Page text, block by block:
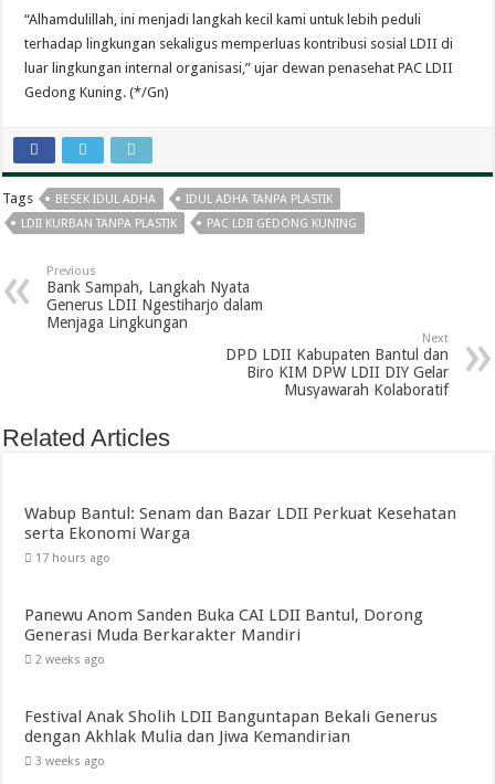
“Alhamdulillah, ini menjadi langkah kecil kami untuk lebih peduli
terhadap lingkungan sekaligus memperluas kontribusi sosial LDII di
luar lingkungan internal organisasi,” ujar dewan penasehat PAC LDII
Gedong Kuning. (*/Gn)
Tags BESEK IDUL ADHA
IDUL ADHA TANPA PLASTIK
LDII KURBAN TANPA PLASTIK
PAC LDII GEDONG KUNING
Previous
Bank Sampah, Langkah Nyata
Generus LDII Ngestiharjo dalam
Menjaga Lingkungan
Next
DPD LDII Kabupaten Bantul dan
Biro KIM DPW LDII DIY Gelar
Musyawarah Kolaboratif
Related Articles
Wabup Bantul: Senam dan Bazar LDII Perkuat Kesehatan
serta Ekonomi Warga
17 hours ago
Panewu Anom Sanden Buka CAI LDII Bantul, Dorong
Generasi Muda Berkarakter Mandiri
2 weeks ago
Festival Anak Sholih LDII Banguntapan Bekali Generus
dengan Akhlak Mulia dan Jiwa Kemandirian
3 weeks ago